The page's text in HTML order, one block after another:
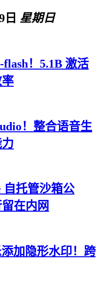
日 星期日
！5.1B 激活
！整合语音生
自托管沙箱公
在内网
加隐形水印！跨